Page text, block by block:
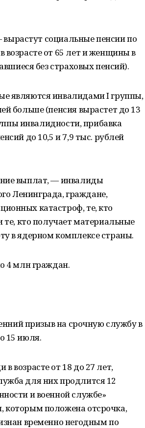
социальные пенсии по
возрасте от 65 лет и женщины в
без страховых пенсий).
являются инвалидами I группы,
больше (пенсия вырастет до 13
инвалидности, прибавка
до 10,5 и 7,9 тыс. рублей
выплат, — инвалиды
Ленинграда, граждане,
катастроф, те, кто
те, кто получает материальные
в ядерном комплексе страны.
4 млн граждан.
призыв на срочную службу в
15 июля.
возрасте от 18 до 27 лет,
для них продлится 12
и военной службе»
которым положена отсрочка,
временно негодным по